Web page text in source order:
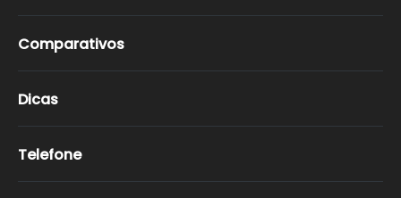
Comparativos
Dicas
Telefone